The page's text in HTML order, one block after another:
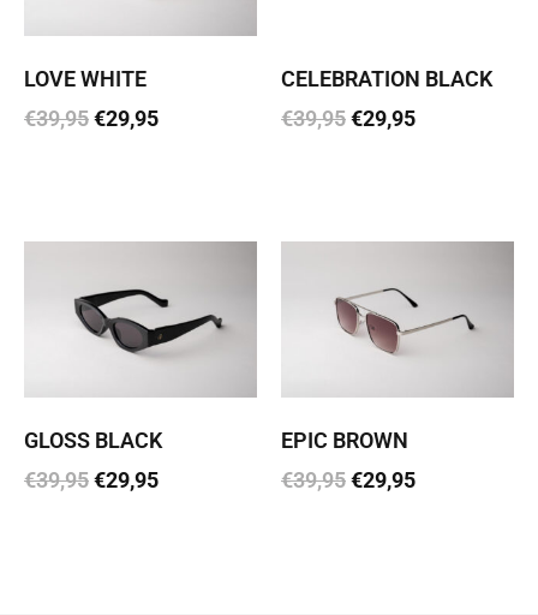
LOVE WHITE
€39,95€29,95
CELEBRATION BLACK
€39,95€29,95
GLOSS BLACK
€39,95€29,95
EPIC BROWN
€39,95€29,95